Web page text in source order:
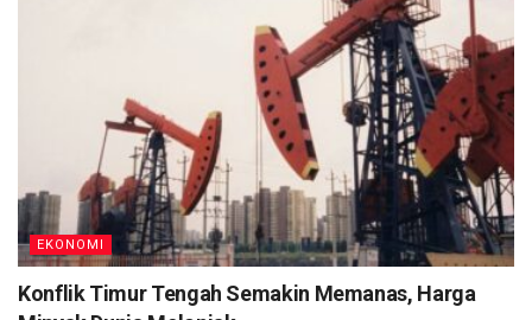
EKONOMI
Konflik Timur Tengah Semakin Memanas, Harga